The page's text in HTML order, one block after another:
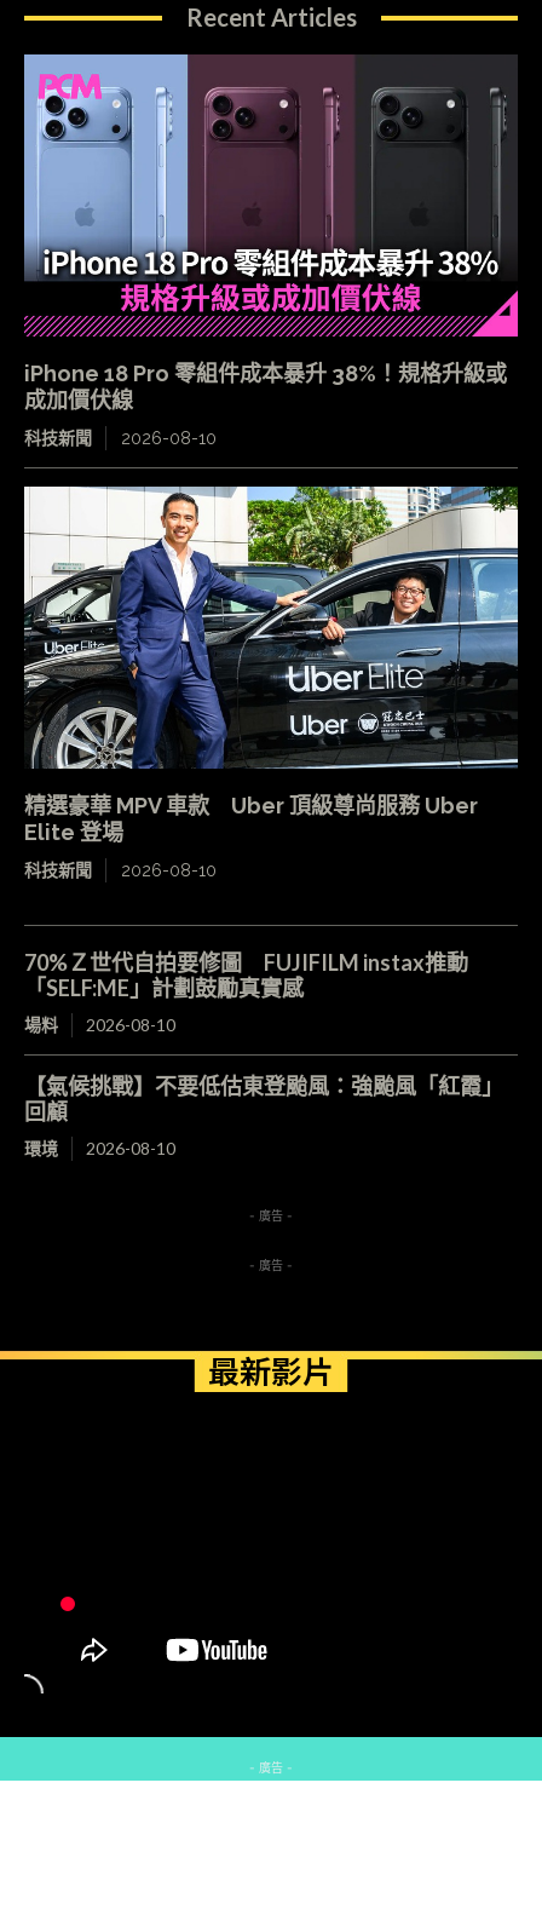
Recent Articles
iPhone 18 Pro 零組件成本暴升 38%！規格升級或
成加價伏線
科技新聞 2026-08-10
精選豪華 MPV 車款 Uber 頂級尊尚服務 Uber
Elite 登場
科技新聞 2026-08-10
70%Ｚ世代自拍要修圖 FUJIFILM instax推動
「SELF:ME」計劃鼓勵真實感
場料 2026-08-10
【氣候挑戰】不要低估東登颱風：強颱風「紅霞」
回顧
環境 2026-08-10
- 廣告 -
- 廣告 -
最新影片
- 廣告 -